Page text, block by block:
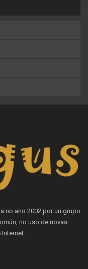
no ano 2002 por un grupo
no uso de novas